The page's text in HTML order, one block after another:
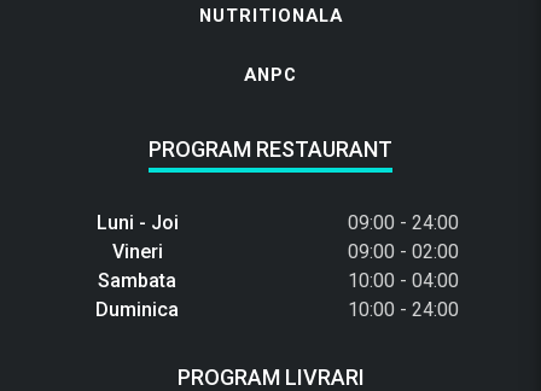
NUTRITIONALA
ANPC
PROGRAM RESTAURANT
Luni - Joi
09:00 - 24:00
Vineri
09:00 - 02:00
Sambata
10:00 - 04:00
Duminica
10:00 - 24:00
PROGRAM LIVRARI